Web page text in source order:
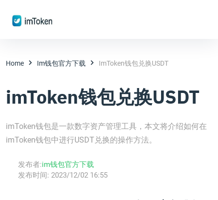
Home Im钱包官方下载 ImToken钱包兑换USDT
imToken钱包兑换USDT
imToken钱包是一款数字资产管理工具，本文将介绍如何在
imToken钱包中进行USDT兑换的操作方法。
发布者:im钱包官方下载
发布时间: 2023/12/02 16:55